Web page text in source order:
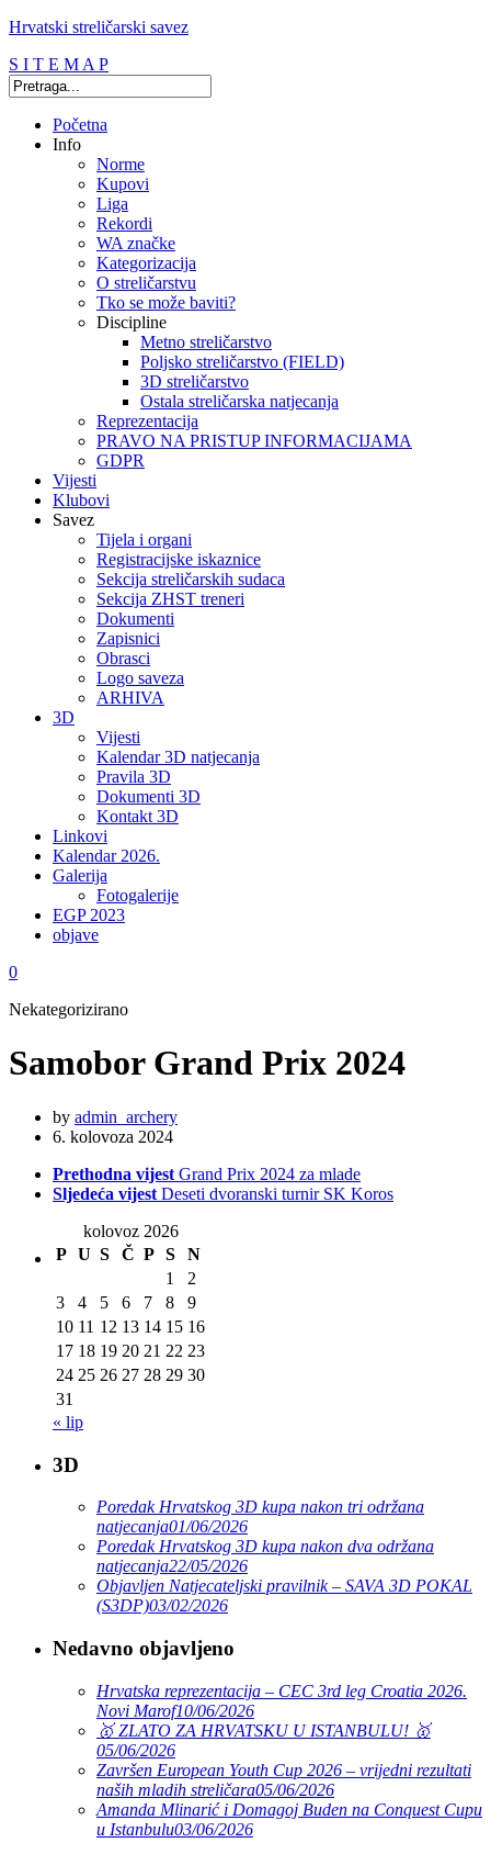
Hrvatski streličarski savez
S I T E M A P
Početna
Info
Norme
Kupovi
Liga
Rekordi
WA značke
Kategorizacija
O streličarstvu
Tko se može baviti?
Discipline
Metno streličarstvo
Poljsko streličarstvo (FIELD)
3D streličarstvo
Ostala streličarska natjecanja
Reprezentacija
PRAVO NA PRISTUP INFORMACIJAMA
GDPR
Vijesti
Klubovi
Savez
Tijela i organi
Registracijske iskaznice
Sekcija streličarskih sudaca
Sekcija ZHST treneri
Dokumenti
Zapisnici
Obrasci
Logo saveza
ARHIVA
3D
Vijesti
Kalendar 3D natjecanja
Pravila 3D
Dokumenti 3D
Kontakt 3D
Linkovi
Kalendar 2026.
Galerija
Fotogalerije
EGP 2023
objave
0
Nekategorizirano
Samobor Grand Prix 2024
by admin_archery
6. kolovoza 2024
Prethodna vijest Grand Prix 2024 za mlade
Sljedeća vijest Deseti dvoranski turnir SK Koros
kolovoz 2026
P U S Č P S
N
1
2
3
4 5 6 7 8
9
10 11 12 13 14 15 16
17 18 19 20 21 22 23
24 25 26 27 28 29 30
31
« lip
3D
Poredak Hrvatskog 3D kupa nakon tri održana
natjecanja01/06/2026
Poredak Hrvatskog 3D kupa nakon dva održana
natjecanja22/05/2026
Objavljen Natjecateljski pravilnik – SAVA 3D POKAL
(S3DP)03/02/2026
Nedavno objavljeno
Hrvatska reprezentacija – CEC 3rd leg Croatia 2026.
Novi Marof10/06/2026
🥇 ZLATO ZA HRVATSKU U ISTANBULU! 🥇
05/06/2026
Završen European Youth Cup 2026 – vrijedni rezultati
naših mladih streličara05/06/2026
Amanda Mlinarić i Domagoj Buden na Conquest Cupu
u Istanbulu03/06/2026